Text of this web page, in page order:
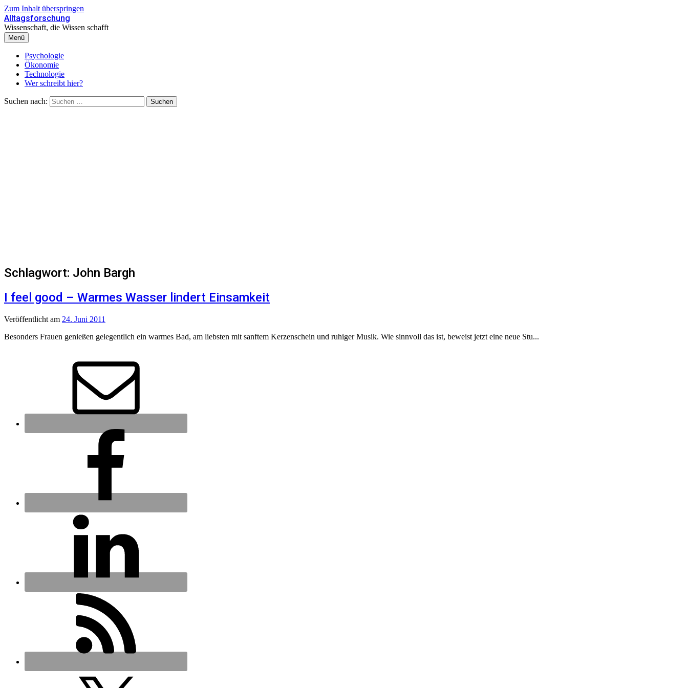
Zum Inhalt überspringen
Alltagsforschung
Wissenschaft, die Wissen schafft
Menü
Psychologie
Ökonomie
Technologie
Wer schreibt hier?
Suchen nach:
Schlagwort: John Bargh
I feel good – Warmes Wasser lindert Einsamkeit
Veröffentlicht am 24. Juni 2011
Besonders Frauen genießen gelegentlich ein warmes Bad, am liebsten mit sanftem Kerzenschein und ruhiger Musik. Wie sinnvoll das ist, beweist jetzt eine neue Stu...